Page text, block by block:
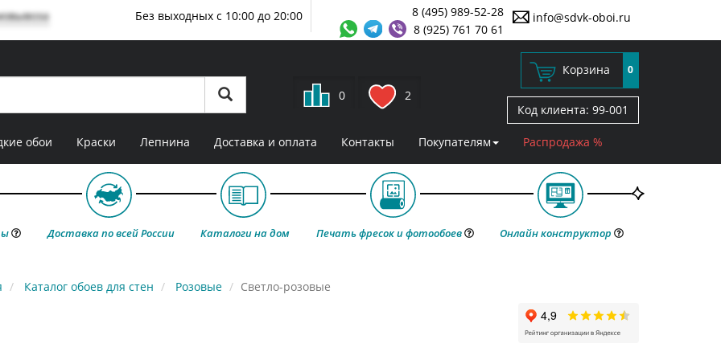
info@sdvk-oboi.ru
8 (495) 989-52-28
8 (925) 761 70 61
Без выходных с 10:00 до 20:00
0 2
Корзина 0
Код клиента: 99-001
обои Краски Лепнина Доставка и оплата Контакты Покупателям Распродажа %
Доставка по всей России Каталоги на дом Печать фресок и фотообоев Онлайн конструктор
Каталог обоев для стен Розовые Светло-розовые